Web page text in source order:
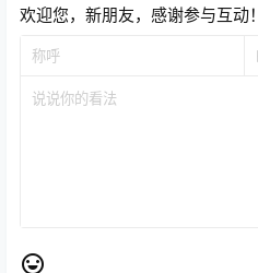
欢迎您，新朋友，感谢参与互动！